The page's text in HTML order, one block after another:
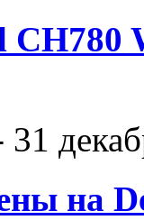
CH780
31
на